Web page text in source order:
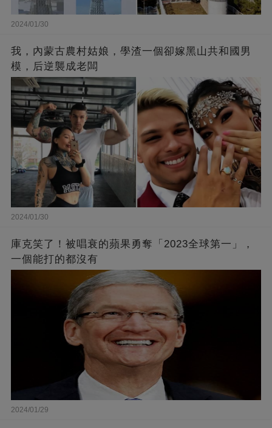
2024/01/30
我，內蒙古農村姑娘，學渣一個卻嫁黑山共和國男
模，后逆襲成老闆
2024/01/30
庫克笑了！被唱衰的蘋果勇奪「2023全球第一」，
一個能打的都沒有
2024/01/29